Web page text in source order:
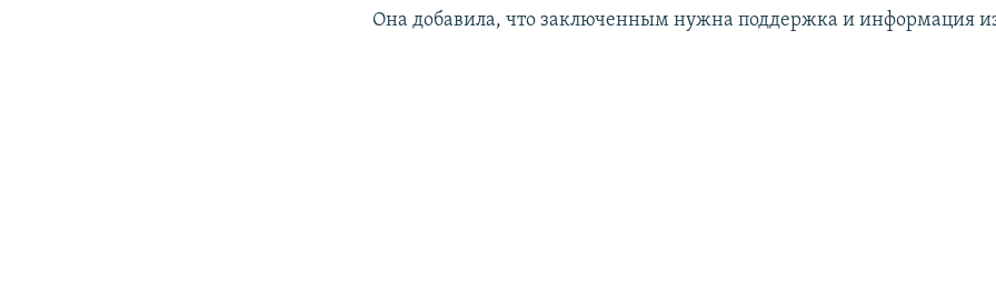
Она добавила, что заключенным нужна поддержка и информация